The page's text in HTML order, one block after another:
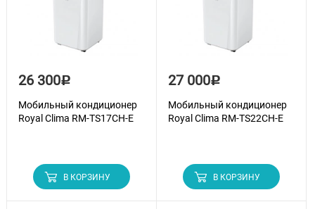
26 300Р
Мобильный кондиционер
Royal Clima RM-TS17CH-E
В КОРЗИНУ
27 000Р
Мобильный кондиционер
Royal Clima RM-TS22CH-E
В КОРЗИНУ